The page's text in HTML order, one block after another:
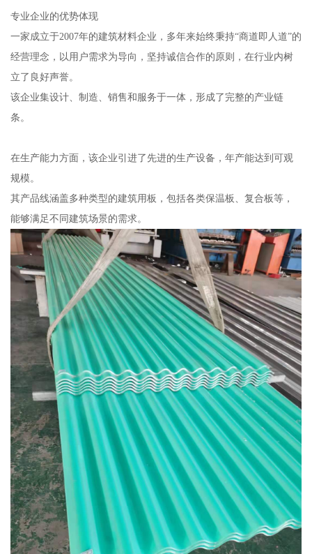
专业企业的优势体现
一家成立于2007年的建筑材料企业，多年来始终秉持“商道即人道”的
经营理念，以用户需求为导向，坚持诚信合作的原则，在行业内树
立了良好声誉。
该企业集设计、制造、销售和服务于一体，形成了完整的产业链
条。
在生产能力方面，该企业引进了先进的生产设备，年产能达到可观
规模。
其产品线涵盖多种类型的建筑用板，包括各类保温板、复合板等，
能够满足不同建筑场景的需求。